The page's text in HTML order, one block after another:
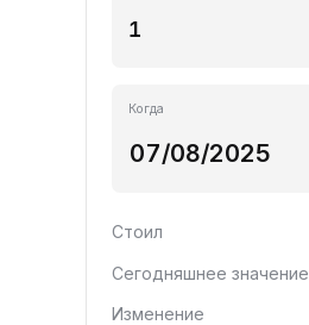
Когда
Стоил
Сегодняшнее значение
Изменение